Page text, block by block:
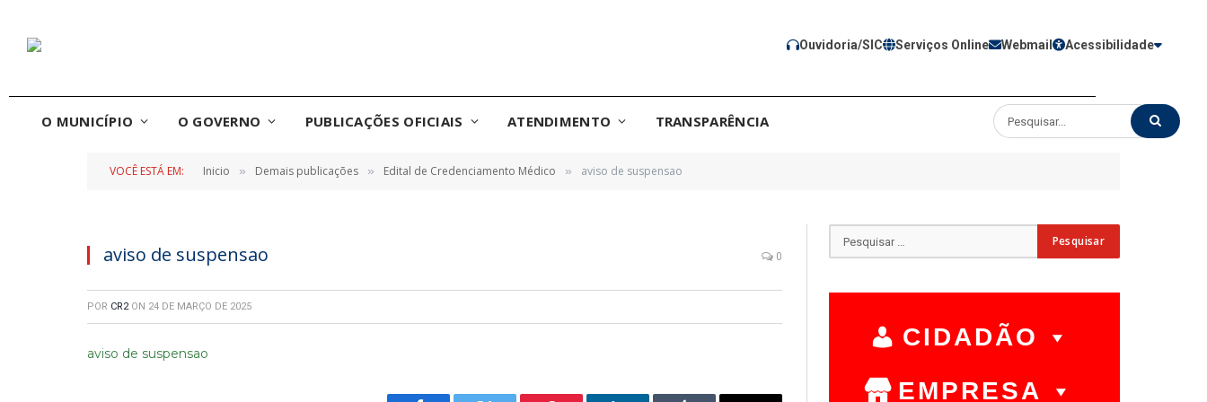
Ouvidoria/SIC Serviços Online Webmail Acessibilidade
O MUNICÍPIO O GOVERNO PUBLICAÇÕES OFICIAIS ATENDIMENTO TRANSPARÊNCIA
VOCÊ ESTÁ EM: Inicio » Demais publicações » Edital de Credenciamento Médico » aviso de suspensao
aviso de suspensao 0
POR CR2 ON 24 DE MARÇO DE 2025
aviso de suspensao
CIDADÃO
EMPRESA